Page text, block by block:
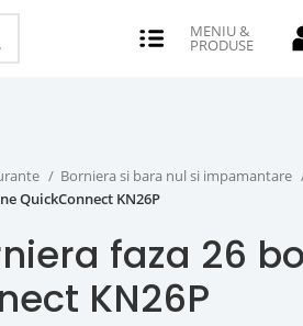
Borniera si bara nul si impamantare
QuickConnect KN26P
faza 26
KN26P